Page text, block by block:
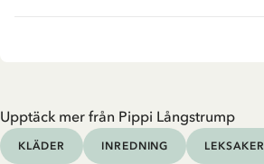
Upptäck mer från Pippi Långstrump
KLÄDER INREDNING LEKSAKER